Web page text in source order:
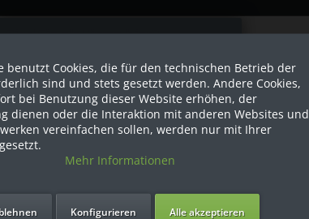
benutzt Cookies, die für den technischen Betrieb der
sind und stets gesetzt werden. Andere Cookies,
bei Benutzung dieser Website erhöhen, der
dienen oder die Interaktion mit anderen Websites und
vereinfachen sollen, werden nur mit Ihrer
Mehr Informationen
Alle akzeptieren
Konfigurieren
Sind Sie als Firma hier?
Dies ist ein Händler Shop, Preise
werden in NETTO ausgespielt!
Ja ich bin eine Firma